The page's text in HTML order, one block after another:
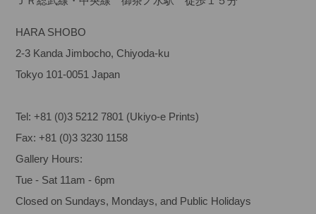
HARA SHOBO
2-3 Kanda Jimbocho, Chiyoda-ku
Tokyo 101-0051 Japan
Tel: +81 (0)3 5212 7801 (Ukiyo-e Prints)
Fax: +81 (0)3 3230 1158
Gallery Hours:
Tue - Sat 11am - 6pm
Closed on Sundays, Mondays, and Public Holidays